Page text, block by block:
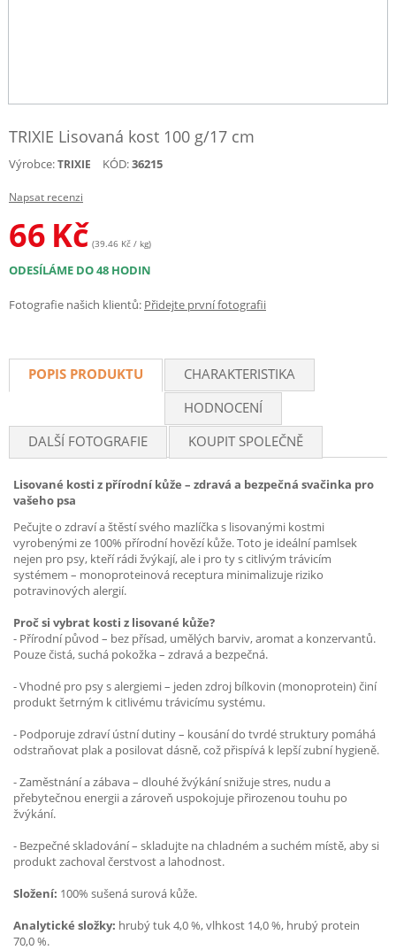
TRIXIE Lisovaná kost 100 g/17 cm
Výrobce:TRIXIE KÓD:36215
Napsat recenzi
66 Kč (39.46 Kč / kg)
ODESÍLÁME DO 48 HODIN
Fotografie našich klientů: Přidejte první fotografii
POPIS PRODUKTU
CHARAKTERISTIKA
HODNOCENÍ
DALŠÍ FOTOGRAFIE
KOUPIT SPOLEČNĚ
Lisované kosti z přírodní kůže – zdravá a bezpečná svačinka pro
vašeho psa
Pečujte o zdraví a štěstí svého mazlíčka s lisovanými kostmi
vyrobenými ze 100% přírodní hovězí kůže. Toto je ideální pamlsek
nejen pro psy, kteří rádi žvýkají, ale i pro ty s citlivým trávicím
systémem – monoproteinová receptura minimalizuje riziko
potravinových alergií.
Proč si vybrat kosti z lisované kůže?
- Přírodní původ – bez přísad, umělých barviv, aromat a konzervantů.
Pouze čistá, suchá pokožka – zdravá a bezpečná.
- Vhodné pro psy s alergiemi – jeden zdroj bílkovin (monoprotein) činí
produkt šetrným k citlivému trávicímu systému.
- Podporuje zdraví ústní dutiny – kousání do tvrdé struktury pomáhá
odstraňovat plak a posilovat dásně, což přispívá k lepší zubní hygieně.
- Zaměstnání a zábava – dlouhé žvýkání snižuje stres, nudu a
přebytečnou energii a zároveň uspokojuje přirozenou touhu po
žvýkání.
- Bezpečné skladování – skladujte na chladném a suchém místě, aby si
produkt zachoval čerstvost a lahodnost.
Složení: 100% sušená surová kůže.
Analytické složky: hrubý tuk 4,0 %, vlhkost 14,0 %, hrubý protein
70,0 %.